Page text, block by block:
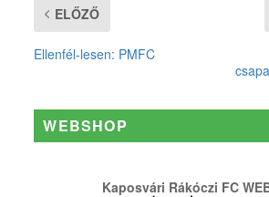
ELŐZŐ
Ellenfél-lesen: PMFC
WEBSHOP
Kaposvári Rákóczi FC